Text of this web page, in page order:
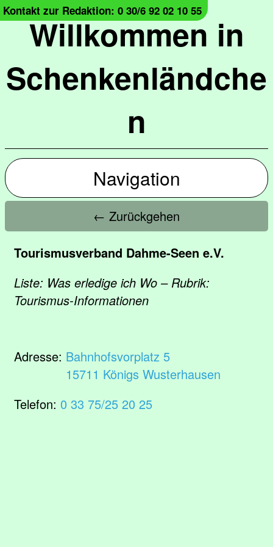
Willkommen in
Schenkenländche
n
Kontakt zur Redaktion: 0 30/6 92 02 10 55
Navigation
← Zurückgehen
Tourismusverband Dahme-Seen e.V.
Liste: Was erledige ich Wo – Rubrik:
Tourismus-Informationen
Adresse: Bahnhofsvorplatz 5
15711 Königs Wusterhausen
Telefon: 0 33 75/25 20 25